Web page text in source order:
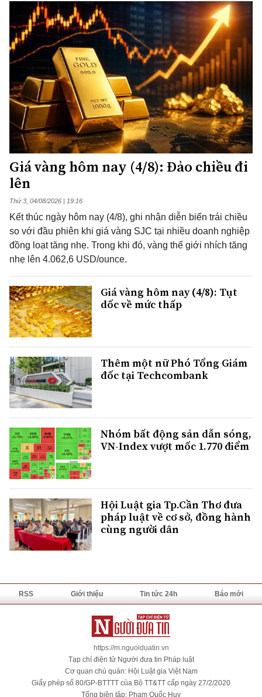
Giá vàng hôm nay (4/8): Đảo chiều đi
lên
Thứ 3, 04/08/2026 | 19:16
Kết thúc ngày hôm nay (4/8), ghi nhận diễn biến trái chiều
so với đầu phiên khi giá vàng SJC tại nhiều doanh nghiệp
đồng loạt tăng nhẹ. Trong khi đó, vàng thế giới nhích tăng
nhẹ lên 4.062,6 USD/ounce.
Giá vàng hôm nay (4/8): Tụt
dốc về mức thấp
Thêm một nữ Phó Tổng Giám
đốc tại Techcombank
Nhóm bất động sản dẫn sóng,
VN-Index vượt mốc 1.770 điểm
Hội Luật gia Tp.Cần Thơ đưa
pháp luật về cơ sở, đồng hành
cùng người dân
RSS Giới thiệu Tin tức 24h Báo mới
https://m.nguoiduatin.vn
Tạp chí điện tử Người đưa tin Pháp luật
Cơ quan chủ quản: Hội Luật gia Việt Nam
Giấy phép số 80/GP-BTTTT của Bộ TT&TT cấp ngày 27/2/2020
Tổng biên tập: Phạm Quốc Huy